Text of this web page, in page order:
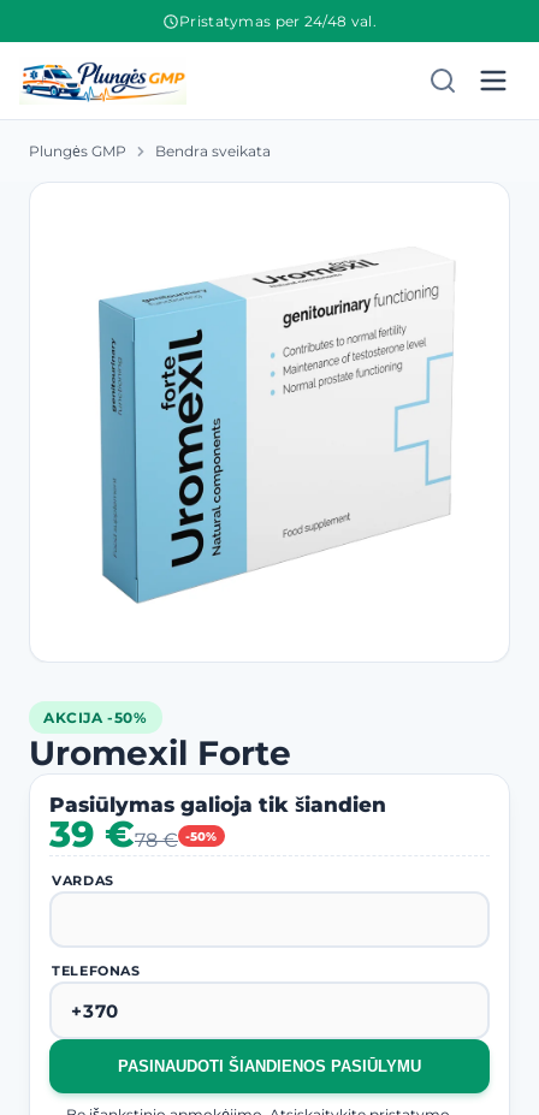
Pristatymas per 24/48 val.
Plungės GMP Bendra sveikata
AKCIJA -50%
Uromexil Forte
Pasiūlymas galioja tik šiandien
-50%
39 €78 €
VARDAS
TELEFONAS
PASINAUDOTI ŠIANDIENOS PASIŪLYMU